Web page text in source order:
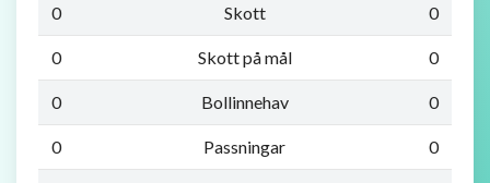
0 Skott 0
0 Skott på mål 0
0 Bollinnehav 0
0 Passningar 0